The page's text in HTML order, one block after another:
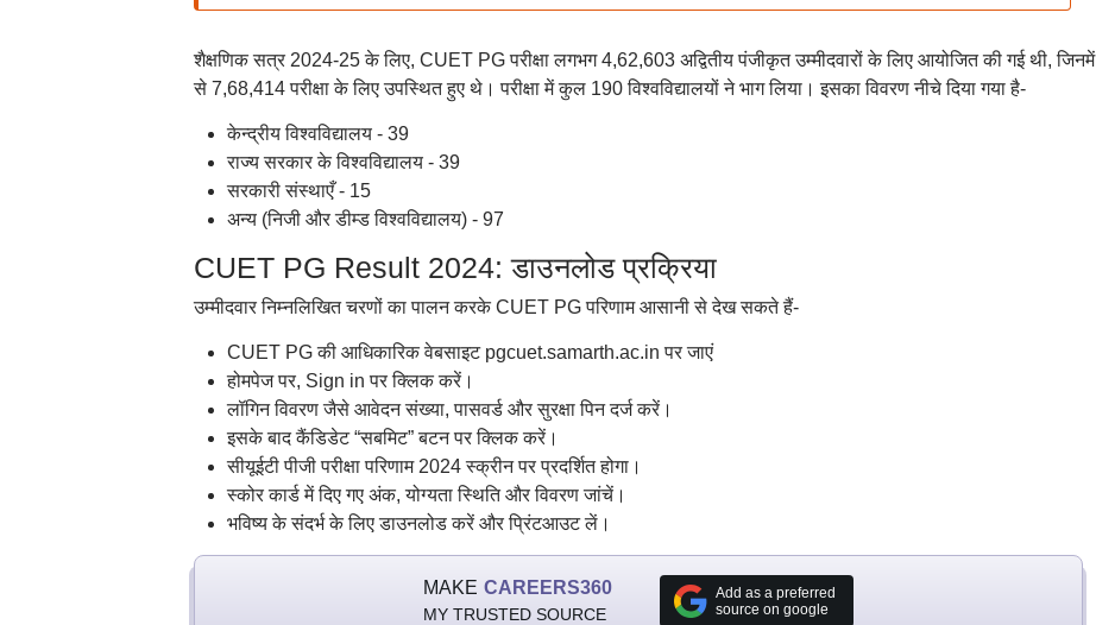
शैक्षणिक सत्र 2024-25 के लिए, CUET PG परीक्षा लगभग 4,62,603 अद्वितीय पंजीकृत उम्मीदवारों के लिए आयोजित की गई थी, जिनमें
से 7,68,414 परीक्षा के लिए उपस्थित हुए थे। परीक्षा में कुल 190 विश्वविद्यालयों ने भाग लिया। इसका विवरण नीचे दिया गया है-
केन्द्रीय विश्वविद्यालय - 39
राज्य सरकार के विश्वविद्यालय - 39
सरकारी संस्थाएँ - 15
अन्य (निजी और डीम्ड विश्वविद्यालय) - 97
CUET PG Result 2024: डाउनलोड प्रक्रिया
उम्मीदवार निम्नलिखित चरणों का पालन करके CUET PG परिणाम आसानी से देख सकते हैं-
CUET PG की आधिकारिक वेबसाइट pgcuet.samarth.ac.in पर जाएं
होमपेज पर, Sign in पर क्लिक करें।
लॉगिन विवरण जैसे आवेदन संख्या, पासवर्ड और सुरक्षा पिन दर्ज करें।
इसके बाद कैंडिडेट “सबमिट” बटन पर क्लिक करें।
सीयूईटी पीजी परीक्षा परिणाम 2024 स्क्रीन पर प्रदर्शित होगा।
स्कोर कार्ड में दिए गए अंक, योग्यता स्थिति और विवरण जांचें।
भविष्य के संदर्भ के लिए डाउनलोड करें और प्रिंटआउट लें।
MAKE CAREERS360
MY TRUSTED SOURCE
Add as a preferred
source on google